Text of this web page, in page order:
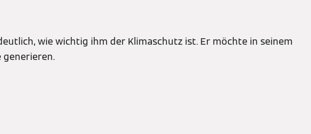
wie wichtig ihm der Klimaschutz ist. Er möchte in seinem
generieren.